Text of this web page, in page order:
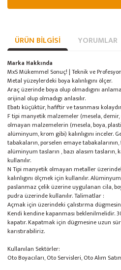
ÜRÜN BILGISI YORUMLAR
Marka Hakkında
MxS Mükemmel Sonuç! | Teknik ve
Metal yüzeylerdeki boya kalınlıgını ölçer.
Araç üzerinde boya olup olmadıgını
orijinal olup olmadıgı anlasılır.
Ebatı küçüktür, hafiftir ve tasınması
F tipi manyetik malzemeler (mesela,
olmayan malzemelerin (mesela, boya,
alüminyum, krom gibi) kalınlıgını inceler.
tabakaların, porselen emaye
alüminyum tasların , bazı alasım tasların,
kullanılır.
N Tipi manyetik olmayan metaller
kalınlıgını ölçmek için kullanılır.
paslanmaz çelik üzerine uygulanan cila,
pudra üzerinde kullanılır. Talimatlar :
Açmak için üzerindeki çalıstırma
Kendi kendine kapanması beklenilmelidir.
kapatır. Kapatmak için dügmesine uzun
karıstırabiliriz.
Kullanılan Sektörler:
Oto Boyacıları, Oto Servisleri, Oto Alım